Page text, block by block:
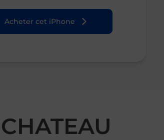
Acheter cet iPhone